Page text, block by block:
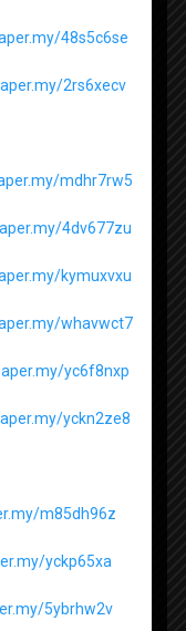
KSSR
2 –
3 –
48s5c6se
2rs6xecv
mdhr7rw5
4dv677zu
kymuxvxu
whavwct7
yc6f8nxp
yckn2ze8
m85dh96z
yckp65xa
5ybrhw2v